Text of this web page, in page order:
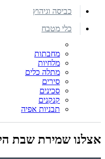
כביסה וגיהוץ
כלי מטבח
מחבתות
מלחיות
מתלה כלים
סירים
סכינים
קנקנים
תבניות אפיה
אצלנו שמירת שבת